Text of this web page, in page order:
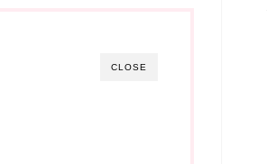
CLOSE